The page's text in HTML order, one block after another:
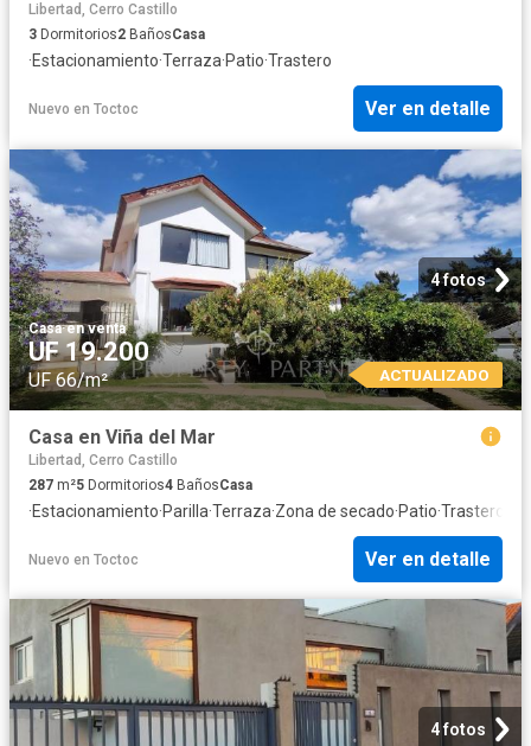
Libertad, Cerro Castillo
3 Dormitorios2 BañosCasa
·Estacionamiento·Terraza·Patio·Trastero
Nuevo en Toctoc Ver en detalle
4 fotos
Casa·en venta
UF 19.200
UF 66/m² ACTUALIZADO
Casa en Viña del Mar
Libertad, Cerro Castillo
287 m²5 Dormitorios4 BañosCasa
·Estacionamiento·Parilla·Terraza·Zona de secado·Patio·Trastero
Nuevo en Toctoc Ver en detalle
4 fotos